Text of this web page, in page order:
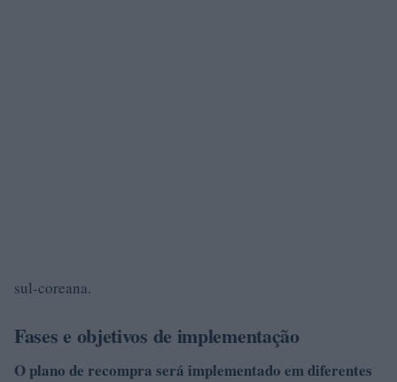
sul-coreana.
Fases e objetivos de implementação
O plano de recompra será implementado em diferentes